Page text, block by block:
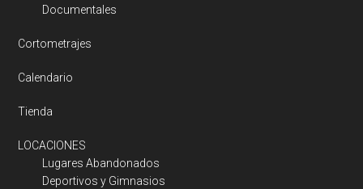
Documentales
Cortometrajes
Calendario
Tienda
LOCACIONES
Lugares Abandonados
Deportivos y Gimnasios